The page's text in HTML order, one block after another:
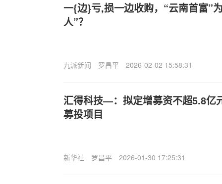
一{边}亏,损一边收购，“云南首富”
人”？
九派新闻 罗昌平 2026-02-02 15:58:31
汇得科技—：拟定增募资不超5.8亿
募投项目
新华社 罗昌平 2026-01-30 17:25:31